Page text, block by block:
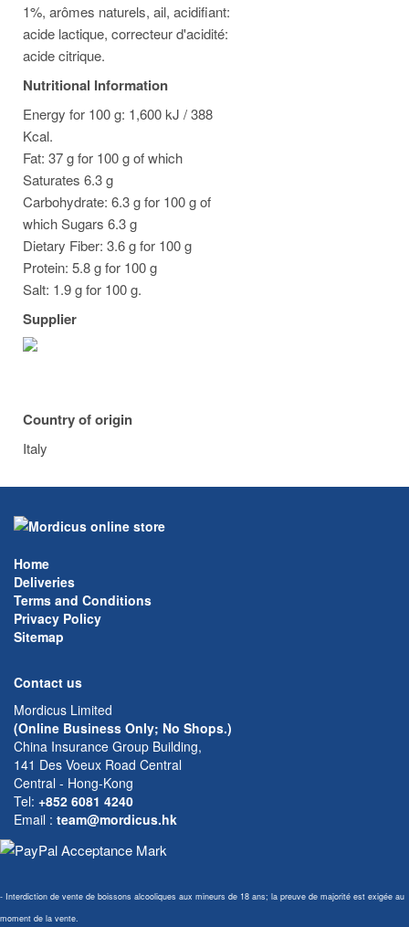
1%, arômes naturels, ail, acidifiant:
acide lactique, correcteur d'acidité:
acide citrique.
Nutritional Information
Energy for 100 g: 1,600 kJ / 388
Kcal.
Fat: 37 g for 100 g of which
Saturates 6.3 g
Carbohydrate: 6.3 g for 100 g of
which Sugars 6.3 g
Dietary Fiber: 3.6 g for 100 g
Protein: 5.8 g for 100 g
Salt: 1.9 g for 100 g.
Supplier
Country of origin
Italy
Home
Deliveries
Terms and Conditions
Privacy Policy
Sitemap
Contact us
Mordicus Limited
(Online Business Only; No Shops.)
China Insurance Group Building,
141 Des Voeux Road Central
Central - Hong-Kong
Tel: +852 6081 4240
Email : team@mordicus.hk
- Interdiction de vente de boissons alcooliques aux mineurs de 18 ans; la preuve de majorité est exigée au
moment de la vente.